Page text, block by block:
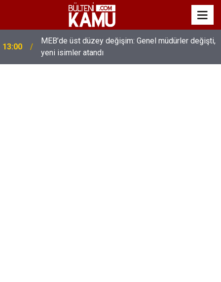
13:00
MEB’de üst düzey değişim: Genel müdürler değişti,
yeni isimler atandı